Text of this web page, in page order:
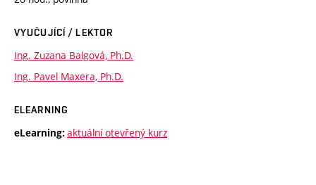
VYUČUJÍCÍ / LEKTOR
Ing. Zuzana Balgová, Ph.D.
Ing. Pavel Maxera, Ph.D.
ELEARNING
eLearning: aktuální otevřený kurz